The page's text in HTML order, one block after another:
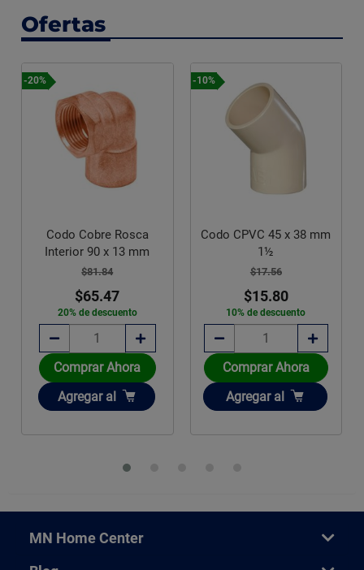
Ofertas
-20%
Codo Cobre Rosca
Interior 90 x 13 mm
$81.84
$65.47
20% de descuento
Comprar Ahora
Añadir
Agregar al
-10%
Codo CPVC 45 x 38 mm
1½
$17.56
$15.80
10% de descuento
Comprar Ahora
Añadir
Agregar al
MN Home Center